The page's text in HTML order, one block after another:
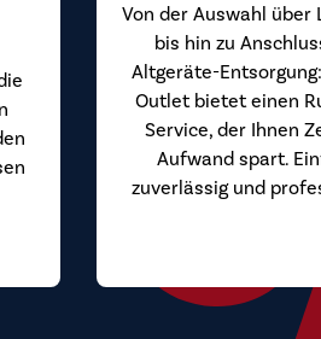
Von der Auswahl über
bis hin zu
Altgeräte-
Outlet bietet einen
Service, der Ihnen
Aufwand spart.
zuverlässig und